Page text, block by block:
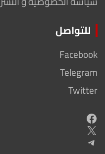
للتواصل
Facebook
Telegram
Twitter
Facebook
X
Telegram